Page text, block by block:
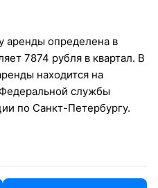
аренды определена в
7874 рубля в квартал. В
находится на
службы
по Санкт-Петербургу.